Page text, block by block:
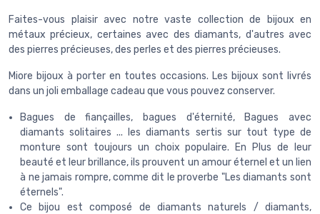
Faites-vous plaisir avec notre vaste collection de bijoux en
métaux précieux, certaines avec des diamants, d'autres avec
des pierres précieuses, des perles et des pierres précieuses.
Miore bijoux à porter en toutes occasions. Les bijoux sont livrés
dans un joli emballage cadeau que vous pouvez conserver.
Bagues de fiançailles, bagues d'éternité, Bagues avec
diamants solitaires ... les diamants sertis sur tout type de
monture sont toujours un choix populaire. En Plus de leur
beauté et leur brillance, ils prouvent un amour éternel et un lien
à ne jamais rompre, comme dit le proverbe "Les diamants sont
éternels".
Ce bijou est composé de diamants naturels / diamants,